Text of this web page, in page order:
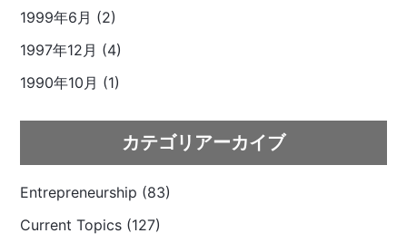
1999年6月 (2)
1997年12月 (4)
1990年10月 (1)
カテゴリアーカイブ
Entrepreneurship (83)
Current Topics (127)